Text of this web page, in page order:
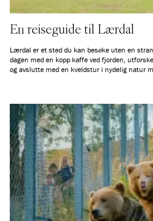
En reiseguide til Lærdal
Lærdal er et sted du kan besøke uten en
dagen med en kopp kaffe ved fjorden,
og avslutte med en kveldstur i nydelig natur